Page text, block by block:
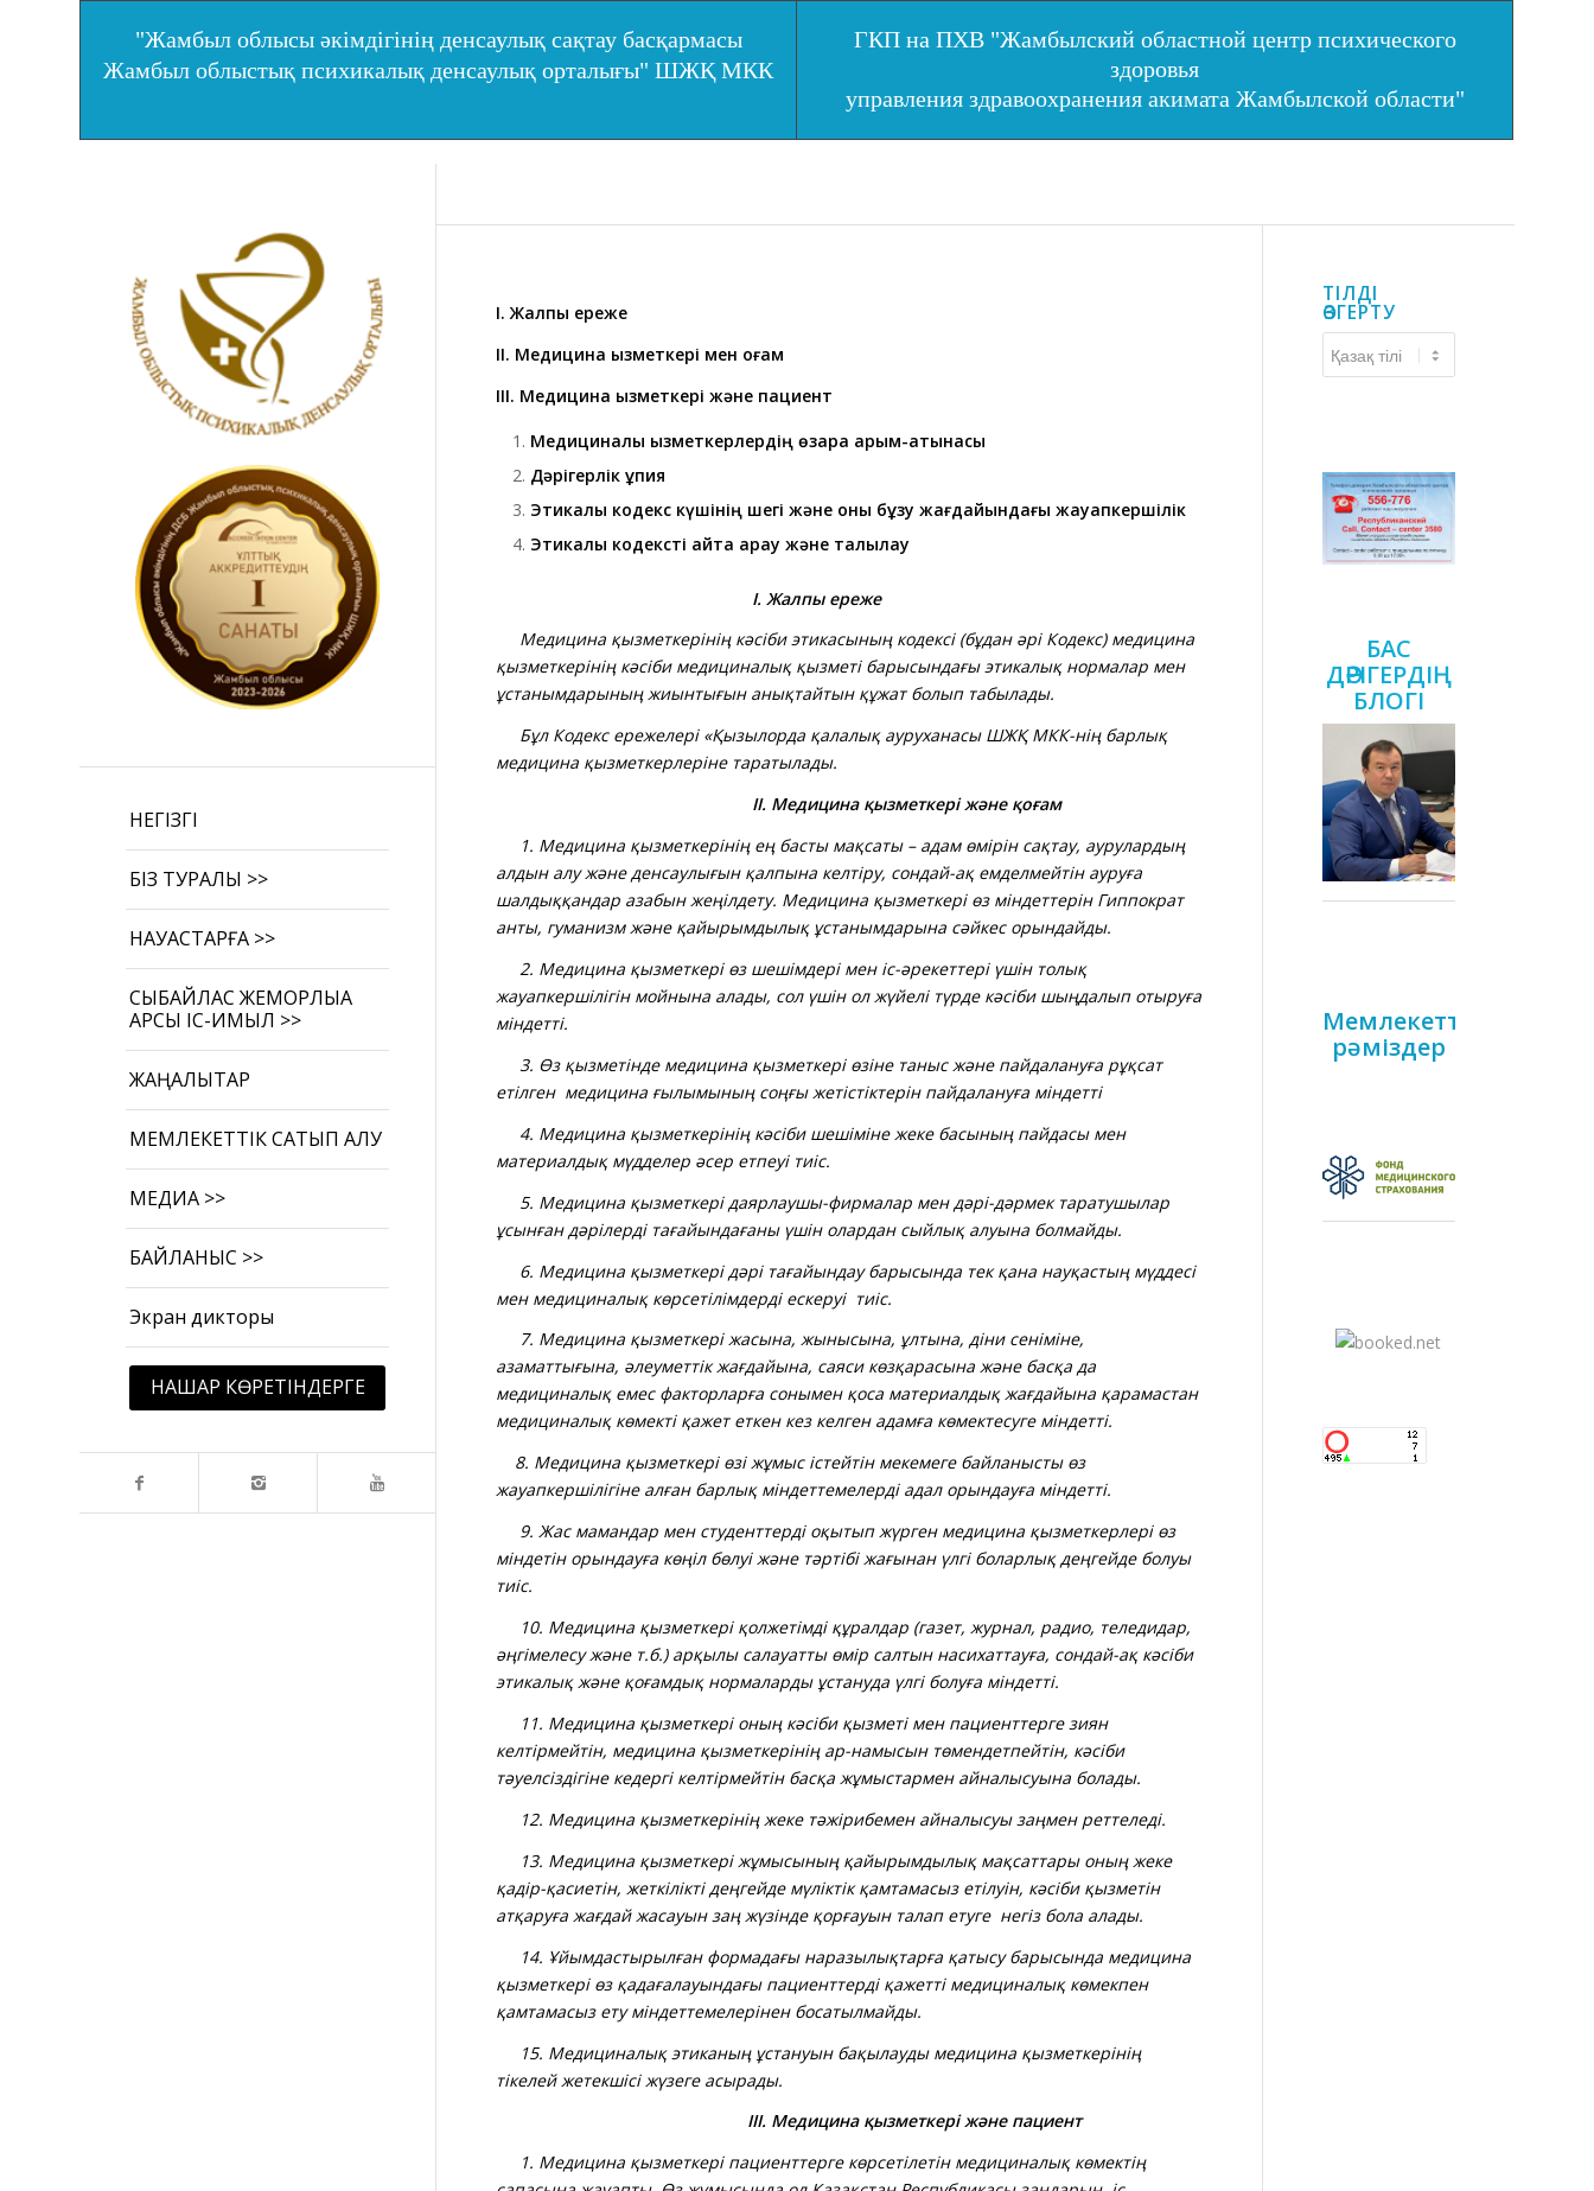
"Жамбыл облысы әкімдігінің денсаулық сақтау басқармасы
Жамбыл облыстық психикалық денсаулық орталығы" ШЖҚ МКК
ГКП на ПХВ "Жамбылский областной центр психического
здоровья
управления здравоохранения акимата Жамбылской области"
НЕГІЗГІ
БІЗ ТУРАЛЫ >>
НАУҚАСТАРҒА >>
СЫБАЙЛАС ЖЕМҚОРЛЫҚҚА
ҚАРСЫ ІС-ҚИМЫЛ >>
ЖАҢАЛЫҚТАР
МЕМЛЕКЕТТІК САТЫП АЛУ
МЕДИА >>
БАЙЛАНЫС >>
Экран дикторы
НАШАР КӨРЕТІНДЕРГЕ
І. Жалпы ереже
ІІ. Медицина қызметкері мен қоғам
ІІІ. Медицина қызметкері және пациент
Медициналық қызметкерлердің өзара қарым-қатынасы
Дәрігерлік құпия
Этикалық кодекс күшінің шегі және оны бұзу жағдайындағы жауапкершілік
Этикалық кодексті қайта қарау және талқылау
І. Жалпы ереже
Медицина қызметкерінің кәсіби этикасының кодексі (бұдан әрі Кодекс) медицина
қызметкерінің кәсіби медициналық қызметі барысындағы этикалық нормалар мен
ұстанымдарының жиынтығын анықтайтын құжат болып табылады.
Бұл Кодекс ережелері «Қызылорда қалалық ауруханасы ШЖҚ МКК-нің барлық
медицина қызметкерлеріне таратылады.
II. Медицина қызметкері және қоғам
1. Медицина қызметкерінің ең басты мақсаты – адам өмірін сақтау, аурулардың
алдын алу және денсаулығын қалпына келтіру, сондай-ақ емделмейтін ауруға
шалдыққандар азабын жеңілдету. Медицина қызметкері өз міндеттерін Гиппократ
анты, гуманизм және қайырымдылық ұстанымдарына сәйкес орындайды.
2. Медицина қызметкері өз шешімдері мен іс-әрекеттері үшін толық
жауапкершілігін мойнына алады, сол үшін ол жүйелі түрде кәсіби шыңдалып отыруға
міндетті.
3. Өз қызметінде медицина қызметкері өзіне таныс және пайдалануға рұқсат
етілген медицина ғылымының соңғы жетістіктерін пайдалануға міндетті
4. Медицина қызметкерінің кәсіби шешіміне жеке басының пайдасы мен
материалдық мүдделер әсер етпеуі тиіс.
5. Медицина қызметкері даярлаушы-фирмалар мен дәрі-дәрмек таратушылар
ұсынған дәрілерді тағайындағаны үшін олардан сыйлық алуына болмайды.
6. Медицина қызметкері дәрі тағайындау барысында тек қана науқастың мүддесі
мен медициналық көрсетілімдерді ескеруі тиіс.
7. Медицина қызметкері жасына, жынысына, ұлтына, діни сеніміне,
азаматтығына, әлеуметтік жағдайына, саяси көзқарасына және басқа да
медициналық емес факторларға сонымен қоса материалдық жағдайына қарамастан
медициналық көмекті қажет еткен кез келген адамға көмектесуге міндетті.
8. Медицина қызметкері өзі жұмыс істейтін мекемеге байланысты өз
жауапкершілігіне алған барлық міндеттемелерді адал орындауға міндетті.
9. Жас мамандар мен студенттерді оқытып жүрген медицина қызметкерлері өз
міндетін орындауға көңіл бөлуі және тәртібі жағынан үлгі боларлық деңгейде болуы
тиіс.
10. Медицина қызметкері қолжетімді құралдар (газет, журнал, радио, теледидар,
әңгімелесу және т.б.) арқылы салауатты өмір салтын насихаттауға, сондай-ақ кәсіби
этикалық және қоғамдық нормаларды ұстануда үлгі болуға міндетті.
11. Медицина қызметкері оның кәсіби қызметі мен пациенттерге зиян
келтірмейтін, медицина қызметкерінің ар-намысын төмендетпейтін, кәсіби
тәуелсіздігіне кедергі келтірмейтін басқа жұмыстармен айналысуына болады.
12. Медицина қызметкерінің жеке тәжірибемен айналысуы заңмен реттеледі.
13. Медицина қызметкері жұмысының қайырымдылық мақсаттары оның жеке
қадір-қасиетін, жеткілікті деңгейде мүліктік қамтамасыз етілуін, кәсіби қызметін
атқаруға жағдай жасауын заң жүзінде қорғауын талап етуге негіз бола алады.
14. Ұйымдастырылған формадағы наразылықтарға қатысу барысында медицина
қызметкері өз қадағалауындағы пациенттерді қажетті медициналық көмекпен
қамтамасыз ету міндеттемелерінен босатылмайды.
15. Медициналық этиканың ұстануын бақылауды медицина қызметкерінің
тікелей жетекшісі жүзеге асырады.
III. Медицина қызметкері және пациент
1. Медицина қызметкері пациенттерге көрсетілетін медициналық көмектің
ТІЛДІ
ӨЗГЕРТУ
өзгерту
БАС
ДӘРІГЕРДІҢ
БЛОГІ
Мемлекеттік
рәміздер